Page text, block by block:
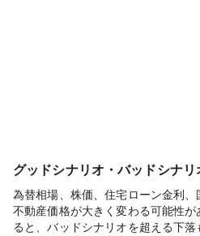
グッドシナリオ・バッドシナリ
為替相場、株価、住宅ローン金利
不動産価格が大きく変わる可能性
ると、バッドシナリオを超える下